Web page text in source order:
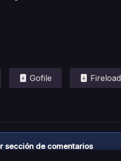
Gofile Fireload
sección de comentarios